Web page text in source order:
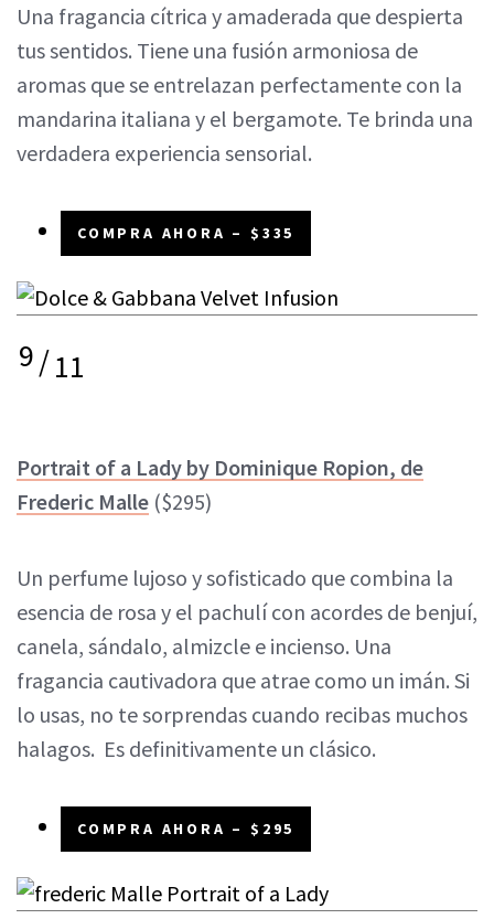
Una fragancia cítrica y amaderada que despierta
tus sentidos. Tiene una fusión armoniosa de
aromas que se entrelazan perfectamente con la
mandarina italiana y el bergamote. Te brinda una
verdadera experiencia sensorial.
COMPRA AHORA – $335
9/11
Portrait of a Lady by Dominique Ropion, de
Frederic Malle ($295)
Un perfume lujoso y sofisticado que combina la
esencia de rosa y el pachulí con acordes de benjuí,
canela, sándalo, almizcle e incienso. Una
fragancia cautivadora que atrae como un imán. Si
lo usas, no te sorprendas cuando recibas muchos
halagos. Es definitivamente un clásico.
COMPRA AHORA – $295